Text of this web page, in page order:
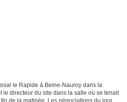
le Rapide à Beine-Nauroy dans la
le directeur du site dans la salle où se tenait
de la matinée. Les négociations du jour